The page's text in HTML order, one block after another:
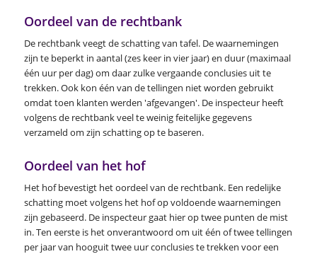
Oordeel van de rechtbank
De rechtbank veegt de schatting van tafel. De waarnemingen
zijn te beperkt in aantal (zes keer in vier jaar) en duur (maximaal
één uur per dag) om daar zulke vergaande conclusies uit te
trekken. Ook kon één van de tellingen niet worden gebruikt
omdat toen klanten werden 'afgevangen'. De inspecteur heeft
volgens de rechtbank veel te weinig feitelijke gegevens
verzameld om zijn schatting op te baseren.
Oordeel van het hof
Het hof bevestigt het oordeel van de rechtbank. Een redelijke
schatting moet volgens het hof op voldoende waarnemingen
zijn gebaseerd. De inspecteur gaat hier op twee punten de mist
in. Ten eerste is het onverantwoord om uit één of twee tellingen
per jaar van hooguit twee uur conclusies te trekken voor een